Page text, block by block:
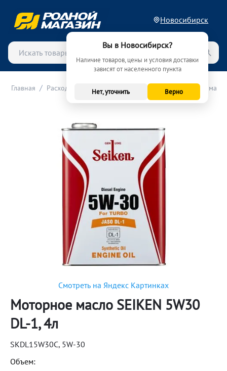
Новосибирск
Вы в Новосибирск?
Наличие товаров, цены и условия доставки
зависят от населенного пункта
Нет, уточнить Верно
Главная / Расходные материалы (ТО) Масла / Моторные масла
Смотреть на Яндекс Картинках
Моторное масло SEIKEN 5W30
DL-1, 4л
SKDL15W30C, 5W-30
Объем: